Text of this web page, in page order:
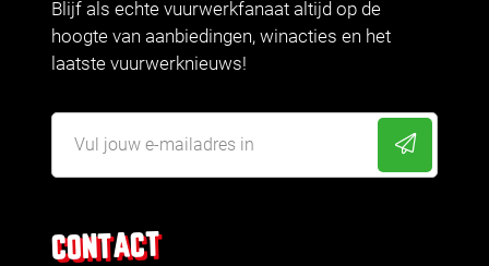
CONTACT
Blijf als echte vuurwerkfanaat altijd op de
hoogte van aanbiedingen, winacties en het
laatste vuurwerknieuws!